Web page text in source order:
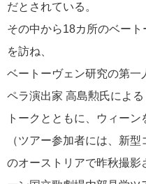
だとされている。
その中から18カ所のベー
を訪ね、
ベートーヴェン研究の第一
ペラ演出家 高島勲氏による
トークとともに、ウィーン
（ツアー参加者には、新
のオーストリアで昨秋撮影